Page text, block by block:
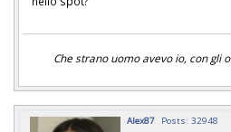
Che strano uomo avevo io, con gli
Alex87 Posts: 32948